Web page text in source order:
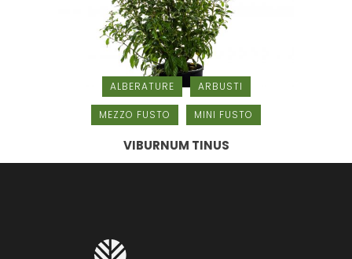
ALBERATURE ARBUSTI
MEZZO FUSTO MINI FUSTO
VIBURNUM TINUS